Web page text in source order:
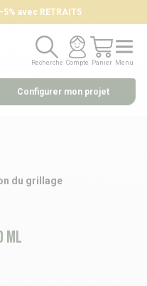
avec RETRAIT5
Recherche
Recherche
Compte
Compte
Panier
Panier
Menu
Menu
Configurer mon projet
du grillage